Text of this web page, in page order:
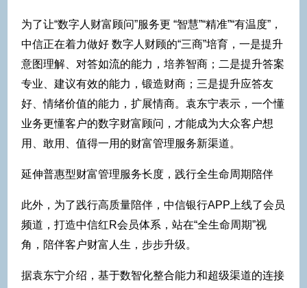
为了让“数字人财富顾问”服务更 “智慧”“精准”“有温度”，
中信正在着力做好 数字人财顾的“三商”培育，一是提升
意图理解、对答如流的能力，培养智商；二是提升答案
专业、建议有效的能力，锻造财商；三是提升应答友
好、情绪价值的能力，扩展情商。袁东宁表示，一个懂
业务更懂客户的数字财富顾问，才能成为大众客户想
用、敢用、值得一用的财富管理服务新渠道。
延伸普惠型财富管理服务长度，践行全生命周期陪伴
此外，为了践行高质量陪伴，中信银行APP上线了会员
频道，打造中信红R会员体系，站在“全生命周期”视
角，陪伴客户财富人生，步步升级。
据袁东宁介绍，基于数智化整合能力和超级渠道的连接